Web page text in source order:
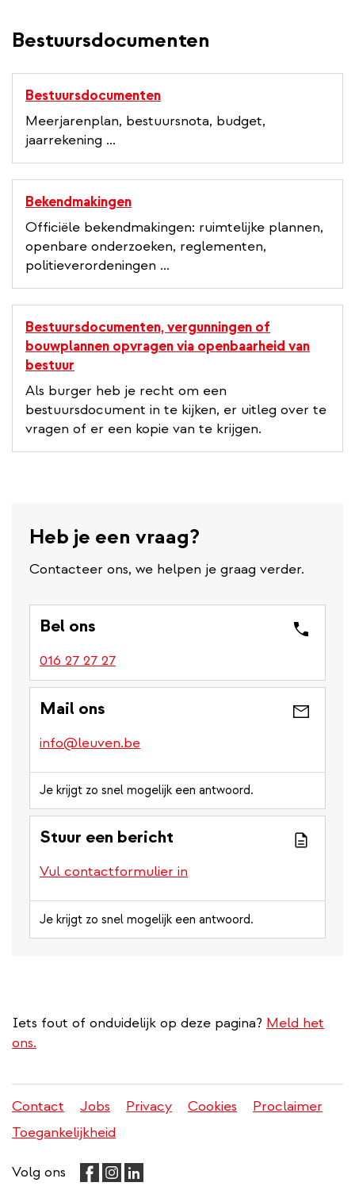
Bestuursdocumenten
Bestuursdocumenten
Meerjarenplan, bestuursnota, budget,
jaarrekening ...
Bekendmakingen
Officiële bekendmakingen: ruimtelijke plannen,
openbare onderzoeken, reglementen,
politieverordeningen ...
Bestuursdocumenten, vergunningen of
bouwplannen opvragen via openbaarheid van
bestuur
Als burger heb je recht om een
bestuursdocument in te kijken, er uitleg over te
vragen of er een kopie van te krijgen.
Heb je een vraag?
Contacteer ons, we helpen je graag verder.
Bel ons
016 27 27 27
Mail ons
info@leuven.be
Je krijgt zo snel mogelijk een antwoord.
Stuur een bericht
Vul contactformulier in
Je krijgt zo snel mogelijk een antwoord.
Iets fout of onduidelijk op deze pagina? Meld het
ons.
Juridisch
menu
Contact Jobs Privacy Cookies
Proclaimer
Toegankelijkheid
Volg ons